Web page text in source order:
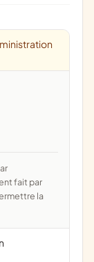
fait par
la